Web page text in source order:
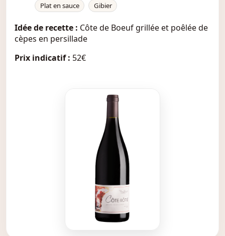
Plat en sauce
Gibier
Idée de recette : Côte de Boeuf grillée et poêlée de
cèpes en persillade
Prix indicatif : 52€